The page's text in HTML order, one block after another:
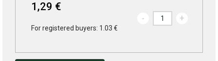
1,29 €
For registered buyers: 1.03 €
- +